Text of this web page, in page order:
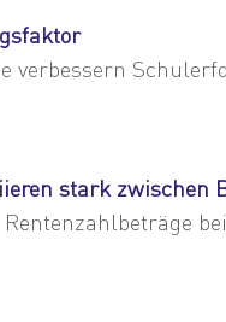
verbessern
stark zwischen